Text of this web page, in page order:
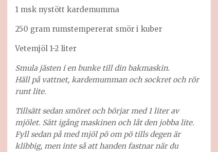
1 msk nystött kardemumma
250 gram rumstempererat smör i kuber
Vetemjöl 1-2 liter
Smula jästen i en bunke till din bakmaskin.
Häll på vattnet, kardemumman och sockret och rör
runt lite.
Tillsätt sedan smöret och börjar med 1 liter av
mjölet. Sätt igång maskinen och låt den jobba lite.
Fyll sedan på med mjöl pö om pö tills degen är
klibbig, men inte så att handen fastnar när du